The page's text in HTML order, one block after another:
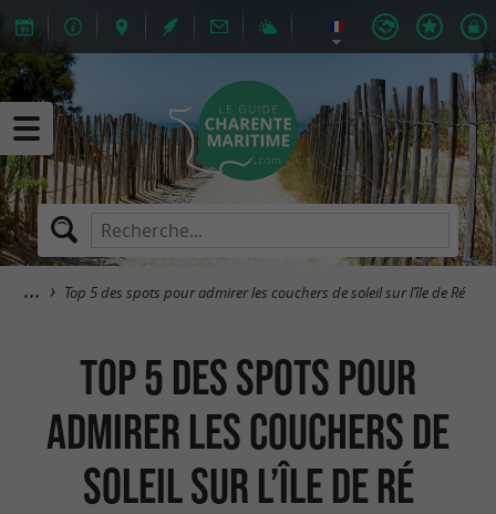
Top 5 des spots pour admirer les couchers de soleil sur l’île de Ré
Top 5 des spots pour
admirer les couchers de
soleil sur l’île de Ré